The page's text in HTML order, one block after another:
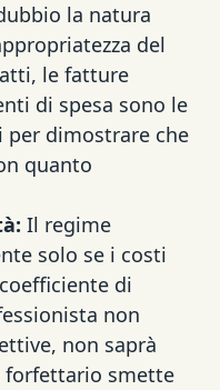
la natura
del
le fatture
di spesa sono le
dimostrare che
quanto
Il regime
solo se i costi
di
non
non saprà
forfettario smette